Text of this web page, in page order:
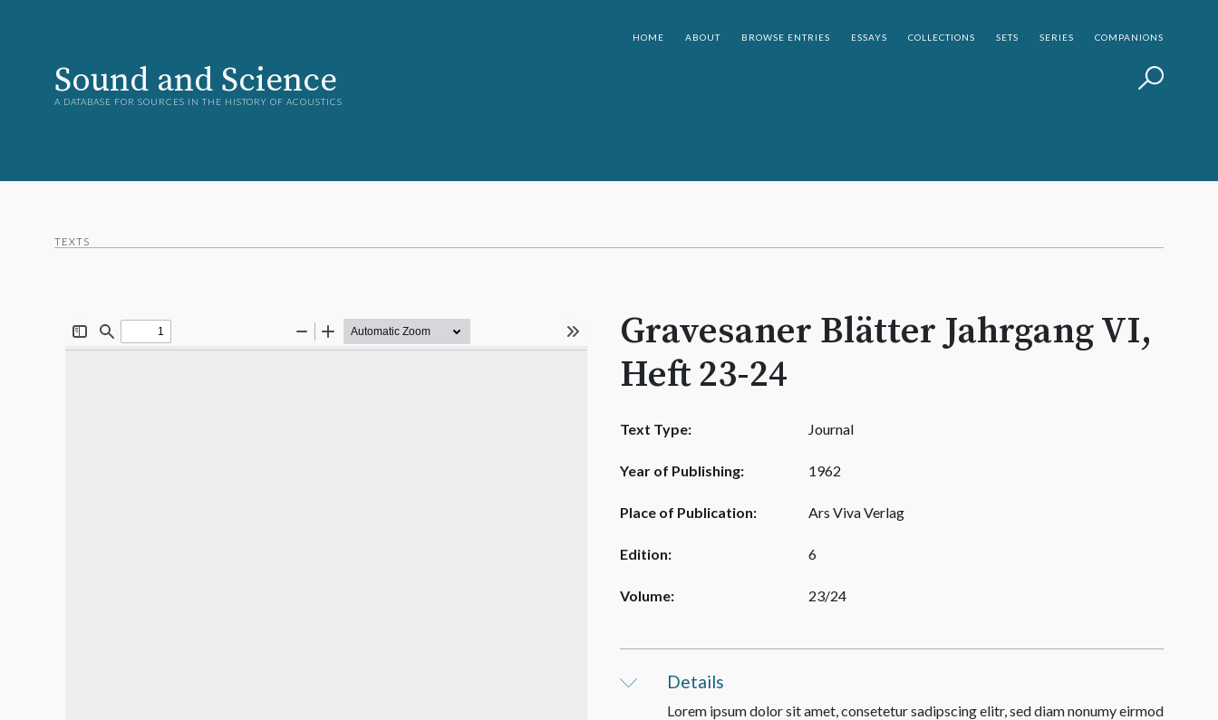
HOME ABOUT BROWSE ENTRIES ESSAYS COLLECTIONS SETS SERIES COMPANIONS
Sound and Science
A DATABASE FOR SOURCES IN THE HISTORY OF ACOUSTICS
TEXTS
Gravesaner Blätter Jahrgang VI,
Heft 23-24
Text Type: Journal
Year of Publishing: 1962
Place of Publication: Ars Viva Verlag
Edition: 6
Volume: 23/24
Details
Lorem ipsum dolor sit amet, consetetur sadipscing elitr, sed diam nonumy eirmod